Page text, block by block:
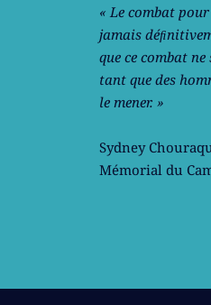
« Le combat
jamais
que ce combat
tant que des
le mener. »
Sydney
Mémorial du